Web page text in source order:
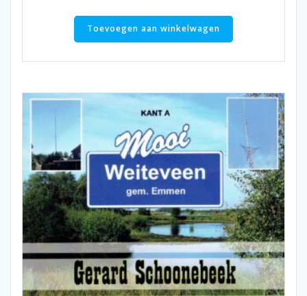
Toevoegen aan winkelwagen